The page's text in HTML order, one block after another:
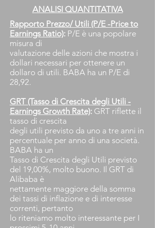
ANALISI QUANTITATIVA
Rapporto Prezzo/ Utili (P/E -Price to
Earnings Ratio): P/E è una popolare
misura di
valutazione delle azioni che mostra i
dollari necessari per ottenere un
dollaro di utili. BABA ha un P/E di
28,92.
GRT (Tasso di Crescita degli Utili -
Earnings Growth Rate): GRT riflette il
tasso di crescita
degli utili previsto da uno a tre anni in
percentuale per anno di una società.
BABA ha un
Tasso di Crescita degli Utili previsto
del 19,00%, molto buono. Il GRT di
Alibaba è
nettamente maggiore della somma
dei tassi di inflazione e di interesse
correnti, pertanto
lo riteniamo molto interessante per I